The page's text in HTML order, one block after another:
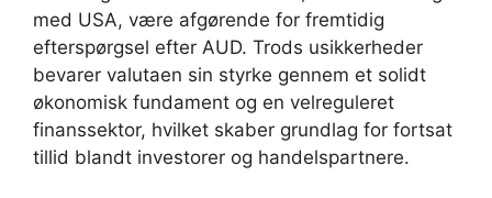
med USA, være afgørende for fremtidig
efterspørgsel efter AUD. Trods usikkerheder
bevarer valutaen sin styrke gennem et solidt
økonomisk fundament og en velreguleret
finanssektor, hvilket skaber grundlag for fortsat
tillid blandt investorer og handelspartnere.